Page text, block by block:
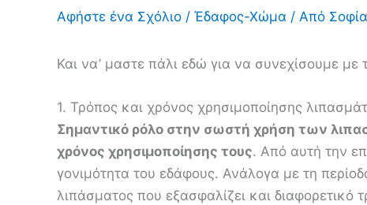
Αφήστε ένα Σχόλιο / Έδαφος-Χώμα / Από
Και να’ μαστε πάλι εδώ για να συνεχίσουμε με
1. Τρόπος και χρόνος χρησιμοποίησης
Σημαντικό ρόλο στην σωστή χρήση των
χρόνος χρησιμοποίησης τους. Από αυτή την
γονιμότητα του εδάφους. Ανάλογα με τη
λιπάσματος που εξασφαλίζει και